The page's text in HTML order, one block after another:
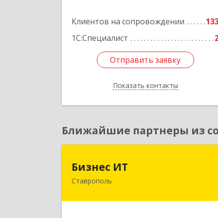
Клиентов на сопровождении
1С:Специалист
Отправить заявку
Показать контакты
Отправить заявку
Назад
Ближайшие партнеры из
Бизнес ИТ
Ставрополь355035, Ставропольский край,